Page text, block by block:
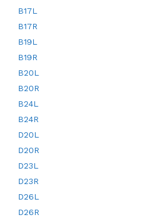
B17L
B17R
B19L
B19R
B20L
B20R
B24L
B24R
D20L
D20R
D23L
D23R
D26L
D26R